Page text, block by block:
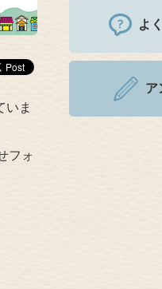
いま
フォ
よ
ア